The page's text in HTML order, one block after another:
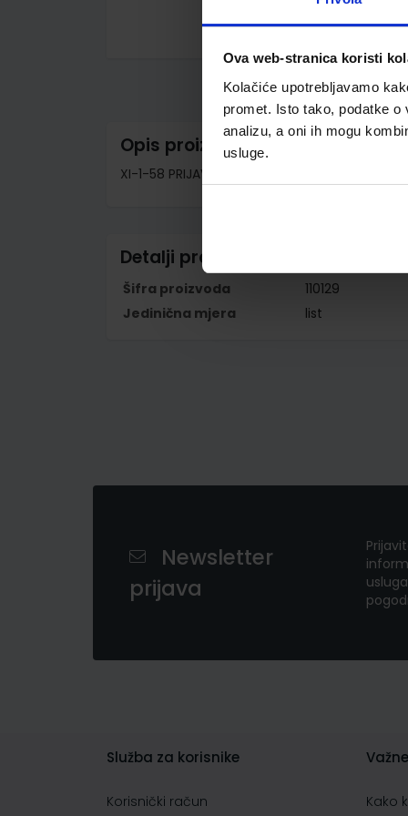
Ova web-stranica koristi
Kolačiće upotrebljavamo
promet. Isto tako, podatke
analizu, a oni ih mogu
usluge.
gallery
Opis proizvoda
XI-1-58 PRIJAVNICA ZA POLAGANJE
Detalji proizvoda
Šifra proizvoda
110129
Jedinična mjera
list
Newsletter
prijava
Služba za korisnike
Korisnički račun Kako